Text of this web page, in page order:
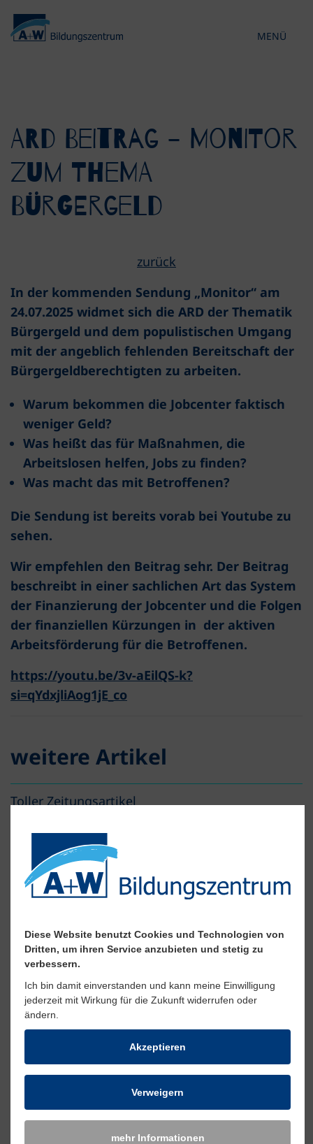
MENÜ
ARD Beitrag - Monitor
zum Thema
Bürgergeld
zurück
In der kommenden Sendung „Monitor“ am
24.07.2025 widmet sich die ARD der Thematik
Bürgergeld und dem populistischen Umgang
mit der angeblich fehlenden Bereitschaft der
Bürgergeldberechtigten zu arbeiten.
Warum bekommen die Jobcenter faktisch
weniger Geld?
Was heißt das für Maßnahmen, die
Arbeitslosen helfen, Jobs zu finden?
Was macht das mit Betroffenen?
Die Sendung ist bereits vorab bei Youtube zu
sehen.
Wir empfehlen den Beitrag sehr. Der Beitrag
beschreibt in einer sachlichen Art das System
der Finanzierung der Jobcenter und die Folgen
der finanziellen Kürzungen in der aktiven
Arbeitsförderung für die Betroffenen.
https://youtu.be/3v-aEilQS-k?
si=qYdxjliAog1jE_co
weitere Artikel
Toller Zeitungsartikel
Herzlichen Glückwunsch!
Abschied in die Ferien
Ich bin dann mal weg....
Ein "kniffliger" Abschlusstag
mehr Artikel in der Übersicht
Artikel teilen
Artikel teilen auf
Artikel teilen auf
Artikel teilen
ArtikelArtikel
Diese Website benutzt Cookies und Technologien von
Dritten, um ihren Service anzubieten und stetig zu
verbessern.
Ich bin damit einverstanden und kann meine Einwilligung
jederzeit mit Wirkung für die Zukunft widerrufen oder
ändern.
Akzeptieren
Verweigern
mehr Informationen